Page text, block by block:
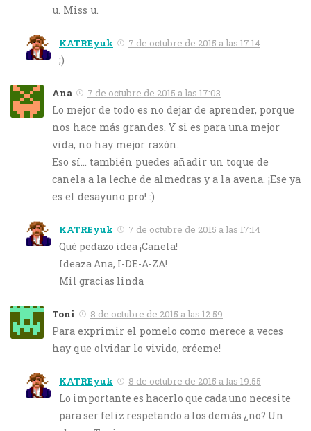
u. Miss u.
KATREyuk 7 de octubre de 2015 a las 17:14
;)
Ana 7 de octubre de 2015 a las 17:03
Lo mejor de todo es no dejar de aprender, porque
nos hace más grandes. Y si es para una mejor
vida, no hay mejor razón.
Eso sí… también puedes añadir un toque de
canela a la leche de almedras y a la avena. ¡Ese ya
es el desayuno pro! :)
KATREyuk 7 de octubre de 2015 a las 17:14
Qué pedazo idea ¡Canela!
Ideaza Ana, I-DE-A-ZA!
Mil gracias linda
Toni 8 de octubre de 2015 a las 12:59
Para exprimir el pomelo como merece a veces
hay que olvidar lo vivido, créeme!
KATREyuk 8 de octubre de 2015 a las 19:55
Lo importante es hacerlo que cada uno necesite
para ser feliz respetando a los demás ¿no? Un